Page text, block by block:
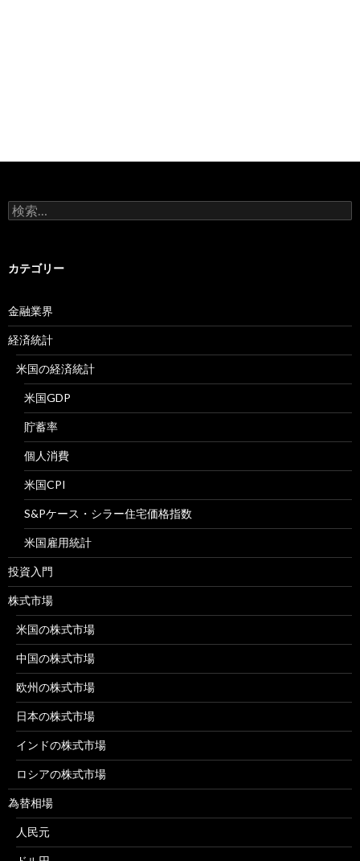
検
索:
カテゴリー
金融業界
経済統計
米国の経済統計
米国GDP
貯蓄率
個人消費
米国CPI
S&Pケース・シラー住宅価格指数
米国雇用統計
投資入門
株式市場
米国の株式市場
中国の株式市場
欧州の株式市場
日本の株式市場
インドの株式市場
ロシアの株式市場
為替相場
人民元